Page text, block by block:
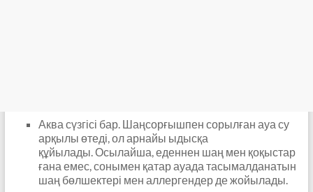
Аква сүзгісі бар. Шаңсорғышпен сорылған ауа су
арқылы өтеді, ол арнайы ыдысқа
құйылады. Осылайша, еденнен шаң мен қоқыстар
ғана емес, сонымен қатар ауада тасымалданатын
шаң бөлшектері мен аллергендер де жойылады.